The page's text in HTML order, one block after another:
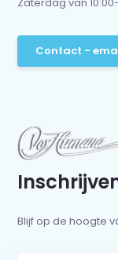
Contact -
Blijf op de hoogte